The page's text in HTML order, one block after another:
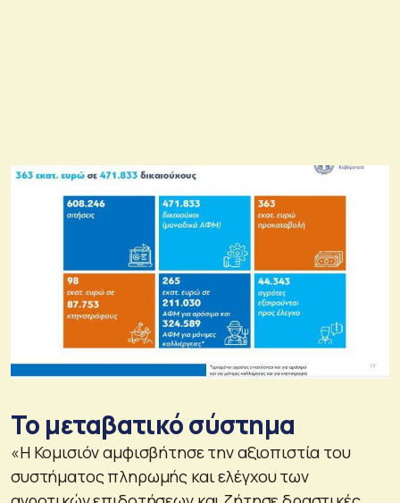
Το μεταβατικό σύστημα
«Η Κομισιόν αμφισβήτησε την αξιοπιστία του
συστήματος πληρωμής και ελέγχου των